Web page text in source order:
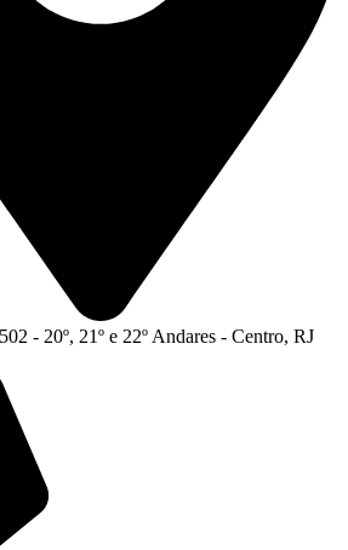
- 20º, 21º e 22º Andares - Centro, RJ